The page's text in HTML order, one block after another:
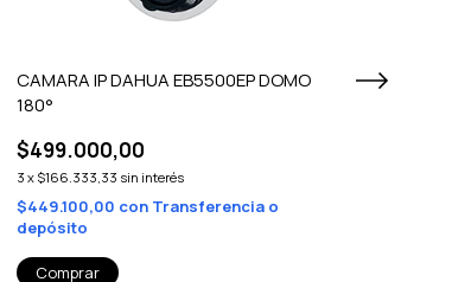
CAMARA IP DAHUA EB5500EP DOMO
180°
$499.000,00
3 x $166.333,33 sin interés
$449.100,00 con Transferencia o
depósito
CAMARA IP